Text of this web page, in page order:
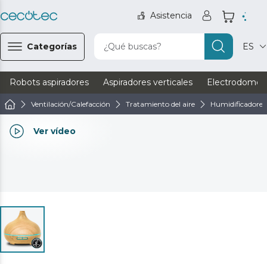
Asistencia
Categorías ¿Qué buscas? ES
Robots aspiradores Aspiradores verticales
Ventilación/Calefacción Tratamiento del aire Humidificadores
Ver vídeo